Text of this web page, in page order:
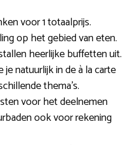
voor 1 totaalprijs.
op het gebied van eten.
heerlijke buffetten uit.
natuurlijk in de à la carte
thema’s.
voor het deelnemen
ook voor rekening